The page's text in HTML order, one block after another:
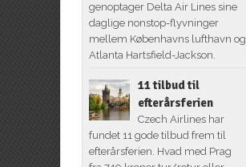
genoptager Delta Air Lines sine
daglige nonstop-flyvninger
mellem Københavns lufthavn og
Atlanta Hartsfield-Jackson.
11 tilbud til
efterårsferien
Czech Airlines har
fundet 11 gode tilbud frem til
efterårsferien. Hvad med Prag